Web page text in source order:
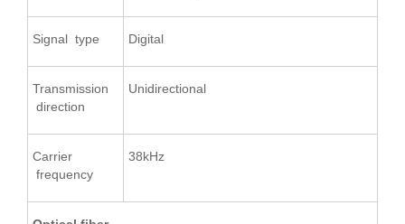
Signal type Digital
Transmission
direction
Unidirectional
Carrier
frequency
38kHz